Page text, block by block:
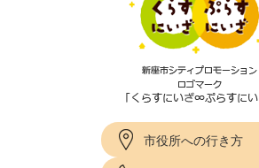
市役所への行き方